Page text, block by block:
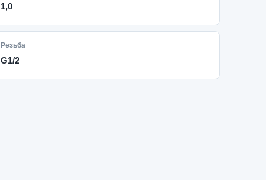
1,0
Резьба
G1/2